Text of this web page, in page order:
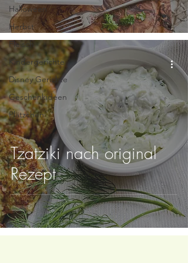
Halloween
Herbst
Fleisch
Kindergerichte
Disney Gerichte
Geschenkideen
Plätzchen
Tzatziki nach original
Rezept